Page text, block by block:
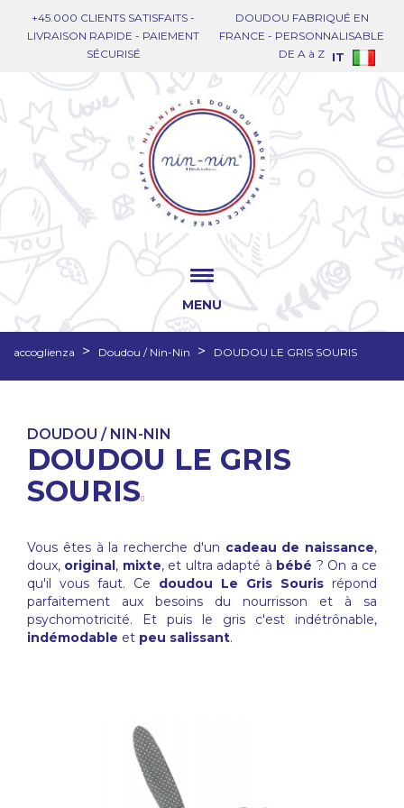
+45.000 CLIENTS SATISFAITS -
LIVRAISON RAPIDE - PAIEMENT
SÉCURISÉ
DOUDOU FABRIQUÉ EN
FRANCE - PERSONNALISABLE
DE A à Z IT
MENU
accoglienza Doudou / Nin-Nin DOUDOU LE GRIS SOURIS
DOUDOU / NIN-NIN
DOUDOU LE GRIS
SOURIS
Vous êtes à la recherche d'un cadeau de naissance,
doux, original , mixte, et ultra adapté à bébé ? On a ce
qu'il vous faut. Ce doudou Le Gris Souris répond
parfaitement aux besoins du nourrisson et à sa
psychomotricité. Et puis le gris c'est indétrônable,
indémodable et peu salissant.